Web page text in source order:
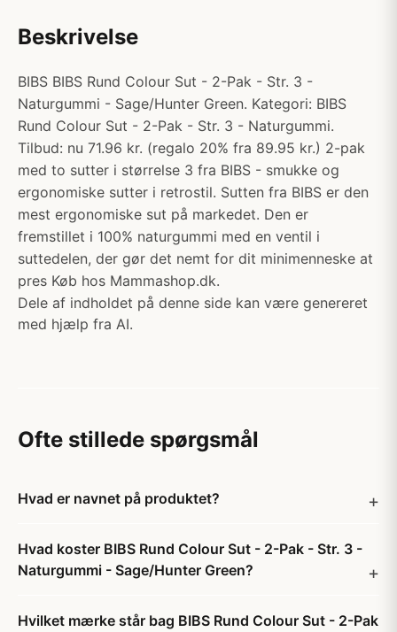
Beskrivelse
BIBS BIBS Rund Colour Sut - 2-Pak - Str. 3 -
Naturgummi - Sage/Hunter Green. Kategori: BIBS
Rund Colour Sut - 2-Pak - Str. 3 - Naturgummi.
Tilbud: nu 71.96 kr. (regalo 20% fra 89.95 kr.) 2-pak
med to sutter i størrelse 3 fra BIBS - smukke og
ergonomiske sutter i retrostil. Sutten fra BIBS er den
mest ergonomiske sut på markedet. Den er
fremstillet i 100% naturgummi med en ventil i
suttedelen, der gør det nemt for dit minimenneske at
pres Køb hos Mammashop.dk.
Dele af indholdet på denne side kan være genereret
med hjælp fra AI.
Ofte stillede spørgsmål
Hvad er navnet på produktet?
Hvad koster BIBS Rund Colour Sut - 2-Pak - Str. 3 -
Naturgummi - Sage/Hunter Green?
Hvilket mærke står bag BIBS Rund Colour Sut - 2-Pak